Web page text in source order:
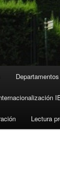
Departamentos
Lectura